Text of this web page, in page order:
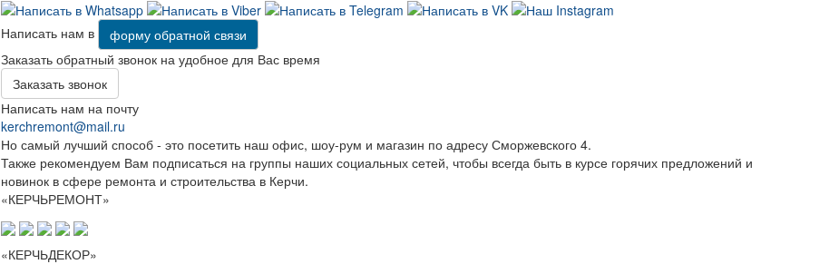
Написать нам в
форму обратной связи
Заказать обратный звонок на удобное для Вас время
Заказать звонок
Написать нам на почту
kerchremont@mail.ru
Но самый лучший способ - это посетить наш офис, шоу-рум и магазин по адресу Сморжевского 4.
Также рекомендуем Вам подписаться на группы наших социальных сетей, чтобы всегда быть в курсе горячих предложений и
новинок в сфере ремонта и строительства в Керчи.
«КЕРЧЬРЕМОНТ»
«КЕРЧЬДЕКОР»